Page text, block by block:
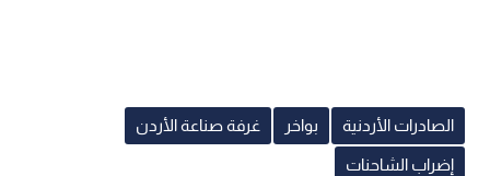
الصادرات الأردنية بواخر غرفة صناعة الأردن
إضراب الشاحنات